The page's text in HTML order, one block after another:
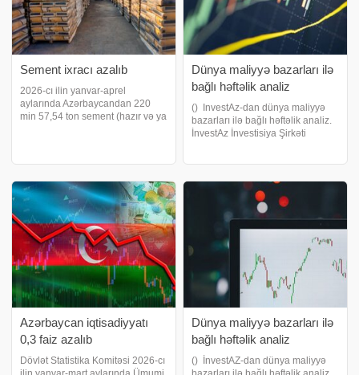
Sement ixracı azalıb
2026-cı ilin yanvar-aprel
aylarında Azərbaycandan 220
min 57,54 ton sement (hazır və ya
etmişdi. Beləliklə, sement ixracını
Dünya maliyyə bazarları ilə
bağlı həftəlik analiz
() InvestAz-dan dünya maliyyə
bazarları ilə bağlı həftəlik analiz.
İnvestAz İnvestisiya Şirkəti
bazarları üçün həm makroiqtisad
Azərbaycan iqtisadiyyatı
0,3 faiz azalıb
Dövlət Statistika Komitəsi 2026-cı
Dünya maliyyə bazarları ilə
bağlı həftəlik analiz
() İnvestAZ-dan dünya maliyyə